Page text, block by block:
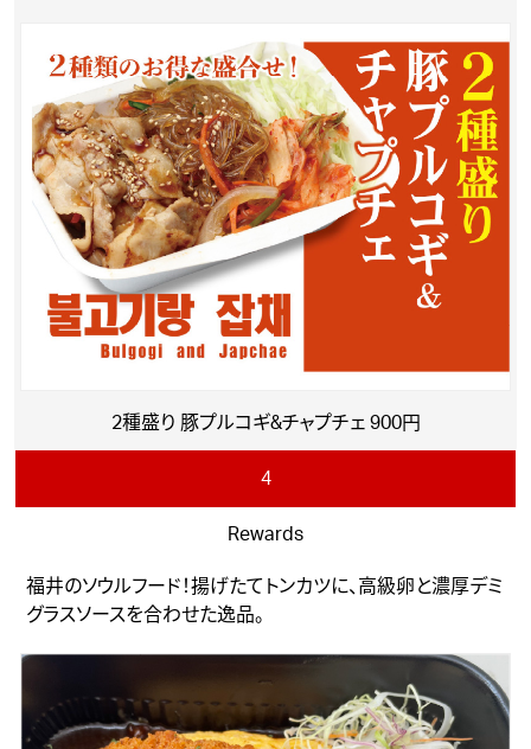
2種盛り 豚プルコギ&チャプチェ 900円
4
Rewards
福井のソウルフード！揚げたてトンカツに、高級卵と濃厚デミ
グラスソースを合わせた逸品。